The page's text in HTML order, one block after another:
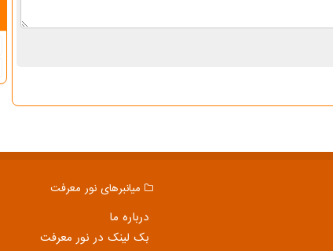
میانبرهای نور معرفت
درباره ما
بک لینک در نور معرفت